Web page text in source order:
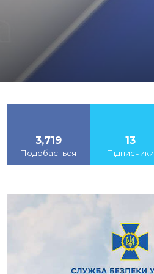
3,719
Подобається
13
Підписчики